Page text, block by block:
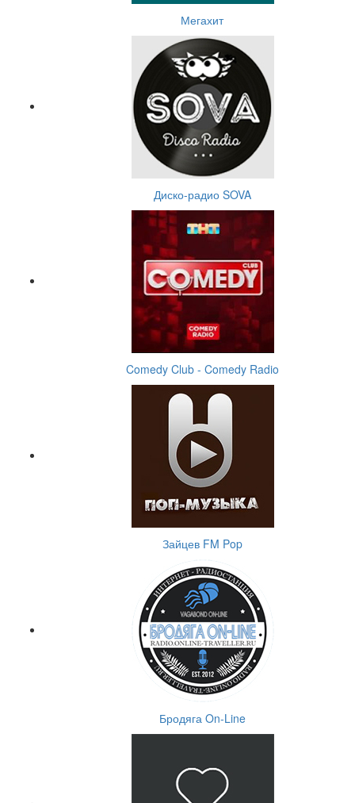
Мегахит
Диско-радио SOVA
Comedy Club - Comedy Radio
Зайцев FM Pop
Бродяга On-Line